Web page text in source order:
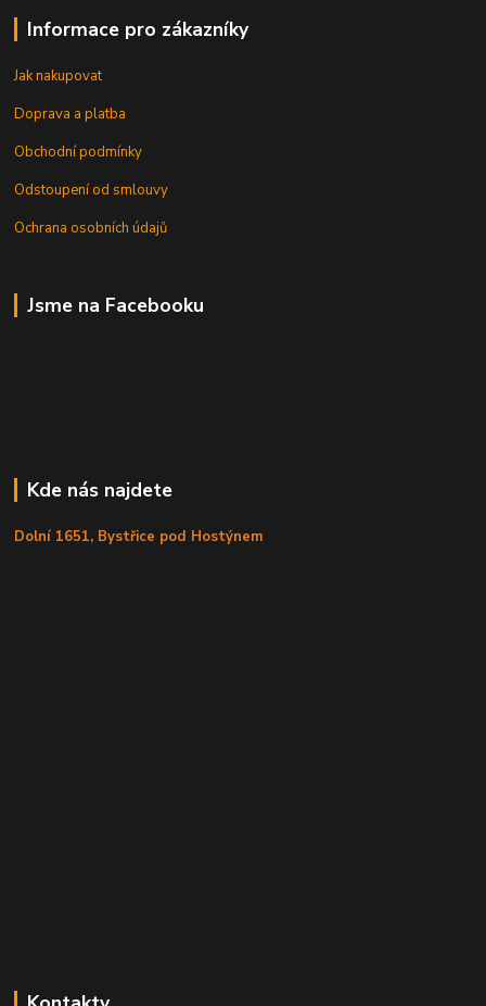
Informace pro zákazníky
Jak nakupovat
Doprava a platba
Obchodní podmínky
Odstoupení od smlouvy
Ochrana osobních údajů
Jsme na Facebooku
Kde nás najdete
Dolní 1651, Bystřice pod Hostýnem